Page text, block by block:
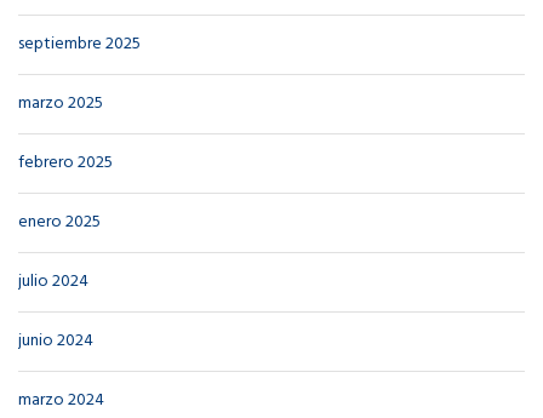
septiembre 2025
marzo 2025
febrero 2025
enero 2025
julio 2024
junio 2024
marzo 2024